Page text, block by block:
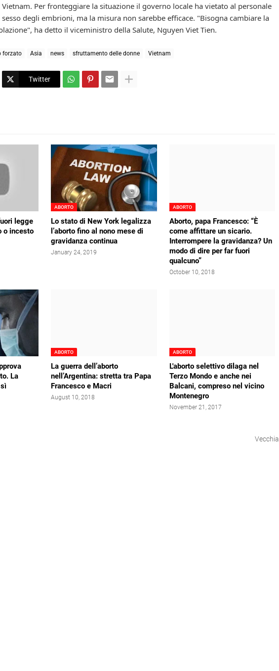
Per fronteggiare la situazione il governo locale ha vietato al personale
degli embrioni, ma la misura non sarebbe efficace. "Bisogna cambiare la
ha detto il viceministro della Salute, Nguyen Viet Tien.
forzato Asia news sfruttamento delle donne Vietnam
Twitter
legge
o incesto
ABORTO
Lo stato di New York legalizza
l’aborto fino al nono mese di
gravidanza continua
January 24, 2019
ABORTO
Aborto, papa Francesco: “È
come affittare un sicario.
Interrompere la gravidanza? Un
modo di dire per far fuori
qualcuno”
October 10, 2018
La
ABORTO
La guerra dell’aborto
nell’Argentina: stretta tra Papa
Francesco e Macri
August 10, 2018
ABORTO
L'aborto selettivo dilaga nel
Terzo Mondo e anche nei
Balcani, compreso nel vicino
Montenegro
November 21, 2017
Vecchia